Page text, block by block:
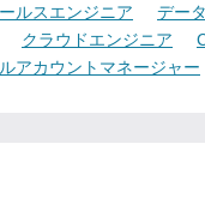
ルスエンジニア デー
クラウドエンジニア
アカウントマネージャー